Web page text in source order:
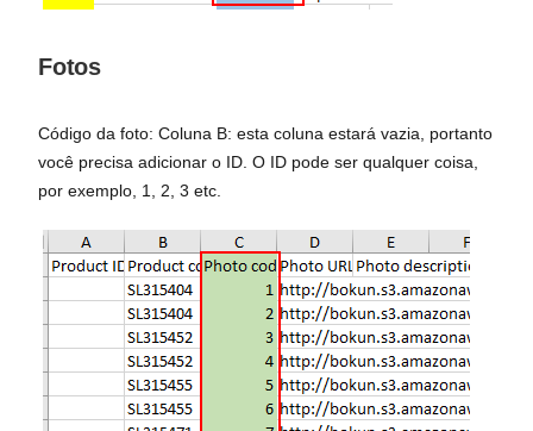
Fotos
Código da foto: Coluna B: esta coluna estará vazia, portanto
você precisa adicionar o ID. O ID pode ser qualquer coisa,
por exemplo, 1, 2, 3 etc.